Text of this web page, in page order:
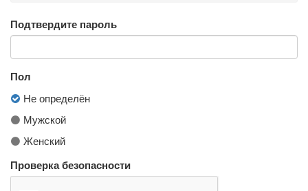
Подтвердите пароль
Пол
Не определён
Мужской
Женский
Проверка безопасности